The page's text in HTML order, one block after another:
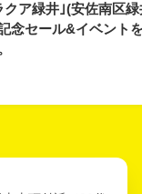
クア緑井｣(安佐南区
念セール&イベント